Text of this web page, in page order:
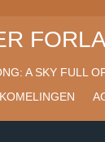
A SKY FULL